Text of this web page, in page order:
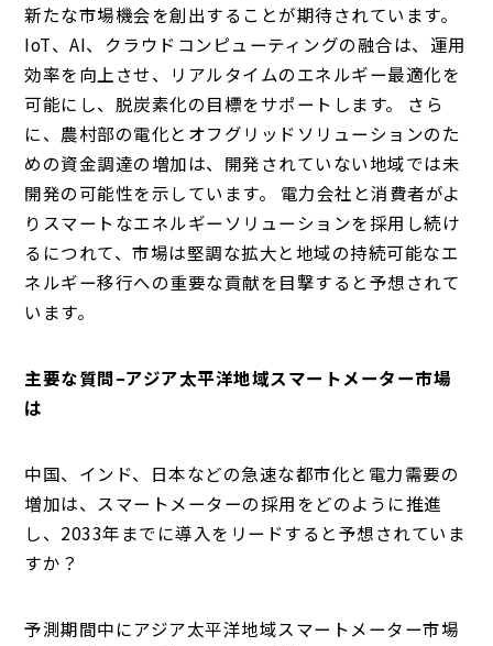
新たな市場機会を創出することが期待されています。
IoT、AI、クラウドコンピューティングの融合は、運用
効率を向上させ、リアルタイムのエネルギー最適化を
可能にし、脱炭素化の目標をサポートします。 さら
に、農村部の電化とオフグリッドソリューションのた
めの資金調達の増加は、開発されていない地域では未
開発の可能性を示しています。 電力会社と消費者がよ
りスマートなエネルギーソリューションを採用し続け
るにつれて、市場は堅調な拡大と地域の持続可能なエ
ネルギー移行への重要な貢献を目撃すると予想されて
います。
主要な質問–アジア太平洋地域スマートメーター市場
は
中国、インド、日本などの急速な都市化と電力需要の
増加は、スマートメーターの採用をどのように推進
し、2033年までに導入をリードすると予想されていま
すか？
予測期間中にアジア太平洋地域スマートメーター市場